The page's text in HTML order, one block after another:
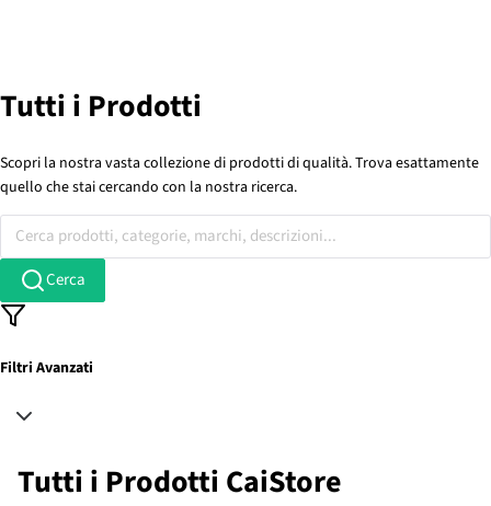
Tutti i Prodotti
Scopri la nostra vasta collezione di prodotti di qualità. Trova esattamente
quello che stai cercando con la nostra ricerca.
Cerca prodotti, categorie, marchi, descrizioni...
Cerca
Filtri Avanzati
Tutti i Prodotti CaiStore